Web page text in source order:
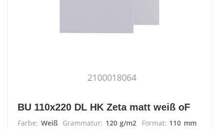
2100018064
BU 110x220 DL HK Zeta matt weiß oF
Farbe: Weiß Grammatur: 120 g/m2 Format: 110 mm